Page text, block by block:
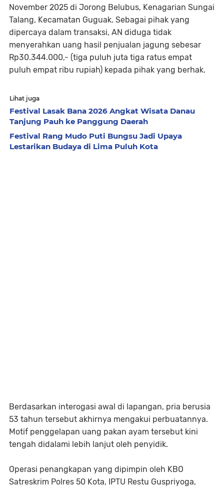
November 2025 di Jorong Belubus, Kenagarian Sungai
Talang, Kecamatan Guguak. Sebagai pihak yang
dipercaya dalam transaksi, AN diduga tidak
menyerahkan uang hasil penjualan jagung sebesar
Rp30.344.000,- (tiga puluh juta tiga ratus empat
puluh empat ribu rupiah) kepada pihak yang berhak.
Lihat juga
Festival Lasak Bana 2026 Angkat Wisata Danau
Tanjung Pauh ke Panggung Daerah
Festival Rang Mudo Puti Bungsu Jadi Upaya
Lestarikan Budaya di Lima Puluh Kota
​Berdasarkan interogasi awal di lapangan, pria berusia
53 tahun tersebut akhirnya mengakui perbuatannya.
Motif penggelapan uang pakan ayam tersebut kini
tengah didalami lebih lanjut oleh penyidik.
​Operasi penangkapan yang dipimpin oleh KBO
Satreskrim Polres 50 Kota, IPTU Restu Guspriyoga,